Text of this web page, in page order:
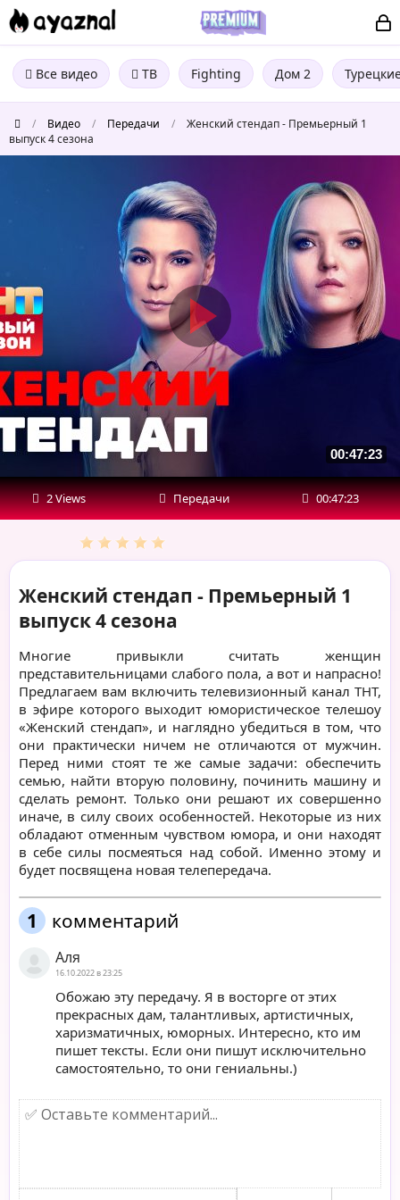
Все видео ТВ Fighting Дом 2
/ Видео / Передачи /
Женский стендап - Премьерный 1
выпуск 4 сезона
Премьерный
1
выпуск
4
сезона
00:47:23
2 Views Передачи 00:47:23
Женский стендап - Премьерный 1
выпуск 4 сезона
Многие привыкли считать женщин
представительницами слабого пола, а вот и напрасно!
Предлагаем вам включить телевизионный канал ТНТ,
в эфире которого выходит юмористическое телешоу
«Женский стендап», и наглядно убедиться в том, что
они практически ничем не отличаются от мужчин.
Перед ними стоят те же самые задачи: обеспечить
семью, найти вторую половину, починить машину и
сделать ремонт. Только они решают их совершенно
иначе, в силу своих особенностей. Некоторые из них
обладают отменным чувством юмора, и они находят
в себе силы посмеяться над собой. Именно этому и
будет посвящена новая телепередача.
1 комментарий
Аля
16.10.2022 в 23:25
Обожаю эту передачу. Я в восторге от этих
прекрасных дам, талантливых, артистичных,
харизматичных, юморных. Интересно, кто им
пишет тексты. Если они пишут исключительно
самостоятельно, то они гениальны.)